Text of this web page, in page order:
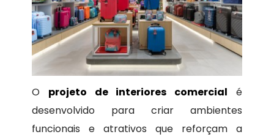
O projeto de interiores comercial é
desenvolvido para criar ambientes
funcionais e atrativos que reforçam a